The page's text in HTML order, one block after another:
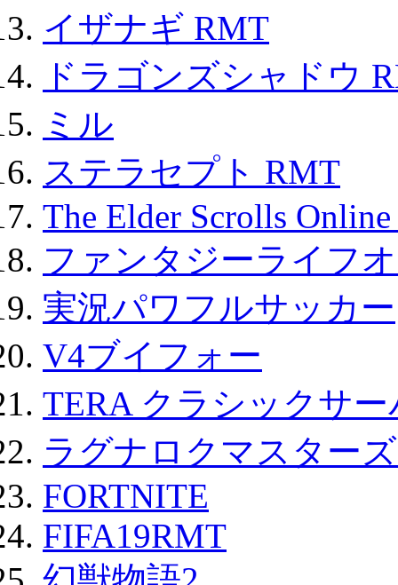
イザナギ RMT
ドラゴンズシャドウ
ミル
ステラセプト RMT
The Elder Scrolls
ファンタジーライフ
実況パワフルサッカー
V4ブイフォー
TERA クラシックサ
ラグナロクマスター
FORTNITE
FIFA19RMT